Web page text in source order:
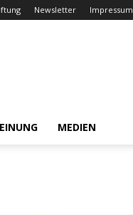
Newsletter Impressum
MEDIEN